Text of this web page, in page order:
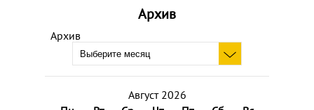
Архив
Архив
Август 2026